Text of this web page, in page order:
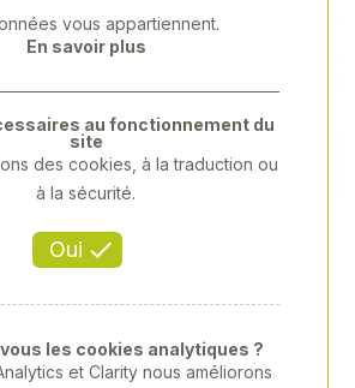
vous appartiennent.
En savoir plus
Oui
au fonctionnement du
site
des cookies, à la traduction ou
à la sécurité.
les cookies analytiques ?
et Clarity nous améliorons